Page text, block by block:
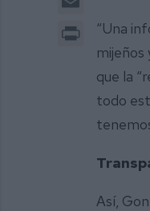
Print“Una
mijeños
que la
todo
Así,